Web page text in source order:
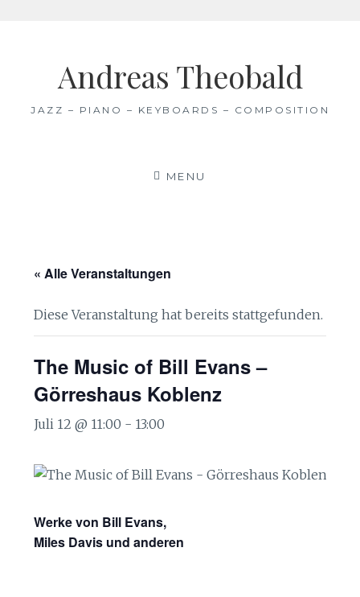
Andreas Theobald
JAZZ – PIANO – KEYBOARDS – COMPOSITION
MENU
« Alle Veranstaltungen
Diese Veranstaltung hat bereits stattgefunden.
The Music of Bill Evans –
Görreshaus Koblenz
Juli 12 @ 11:00 - 13:00
Werke von Bill Evans,
Miles Davis und anderen